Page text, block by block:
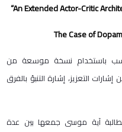
“An Extended Actor-Critic
The Case of
باستخدام نسخة موسعة من
التعزيز، إشارة التنبؤ بالفرق
آية موسى جمعها بين عدة